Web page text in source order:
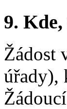
9.
Žádost
úřady),